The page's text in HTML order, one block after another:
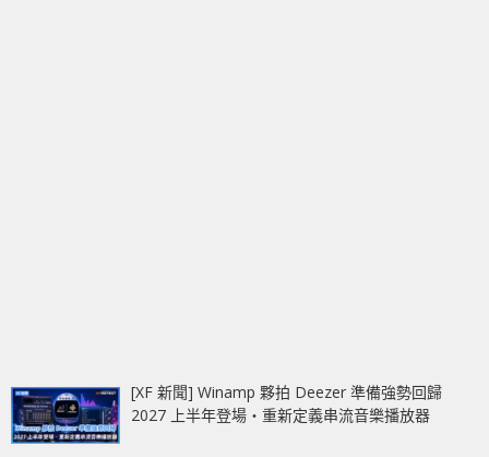
[XF 新聞] Winamp 夥拍 Deezer 準備強勢回歸
2027 上半年登場‧重新定義串流音樂播放器